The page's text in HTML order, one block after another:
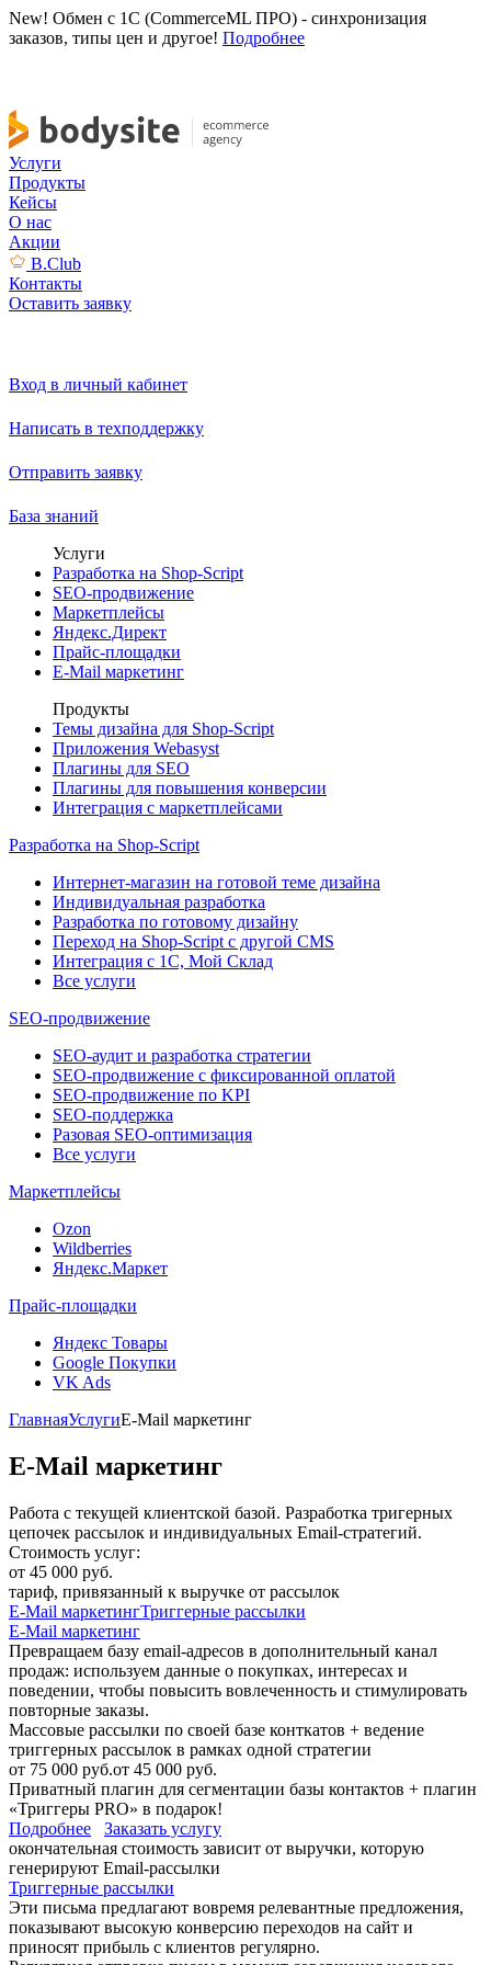
New! Обмен с 1С (CommerceML ПРО) - синхронизация
заказов, типы цен и другое! Подробнее
Услуги
Продукты
Кейсы
О нас
Акции
B.Club
Контакты
Оставить заявку
Вход в личный кабинет
Написать в техподдержку
Отправить заявку
База знаний
Услуги
Разработка на Shop-Script
SEO-продвижение
Маркетплейсы
Яндекс.Директ
Прайс-площадки
E-Mail маркетинг
Продукты
Темы дизайна для Shop-Script
Приложения Webasyst
Плагины для SEO
Плагины для повышения конверсии
Интеграция с маркетплейсами
Разработка на Shop-Script
Интернет-магазин на готовой теме дизайна
Индивидуальная разработка
Разработка по готовому дизайну
Переход на Shop-Script с другой CMS
Интеграция с 1С, Мой Склад
Все услуги
SEO-продвижение
SEO-аудит и разработка стратегии
SEO-продвижение с фиксированной оплатой
SEO-продвижение по KPI
SEO-поддержка
Разовая SEO-оптимизация
Все услуги
Маркетплейсы
Ozon
Wildberries
Яндекс.Маркет
Прайс-площадки
Яндекс Товары
Google Покупки
VK Ads
ГлавнаяУслугиE-Mail маркетинг
E-Mail маркетинг
Работа с текущей клиентской базой. Разработка тригерных
цепочек рассылок и индивидуальных Email-стратегий.
Стоимость услуг:
от 45 000 руб.
тариф, привязанный к выручке от рассылок
E-Mail маркетингТриггерные рассылки
E-Mail маркетинг
Превращаем базу email-адресов в дополнительный канал
продаж: используем данные о покупках, интересах и
поведении, чтобы повысить вовлеченность и стимулировать
повторные заказы.
Массовые рассылки по своей базе конткатов + ведение
триггерных рассылок в рамках одной стратегии
от 75 000 руб.от 45 000 руб.
Приватный плагин для сегментации базы контактов + плагин
«Триггеры PRO» в подарок!
Подробнее
Заказать услугу
окончательная стоимость зависит от выручки, которую
генерируют Email-рассылки
Триггерные рассылки
Эти письма предлагают вовремя релевантные предложения,
показывают высокую конверсию переходов на сайт и
приносят прибыль с клиентов регулярно.